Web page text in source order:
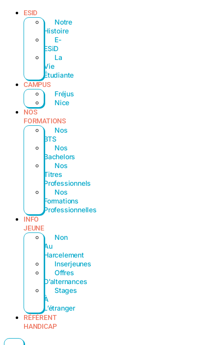
ESID
Notre
Histoire
E-
ESiD
La
Vie
Étudiante
CAMPUS
Fréjus
Nice
NOS
FORMATIONS
Nos
BTS
Nos
Bachelors
Nos
Titres
Professionnels
Nos
Formations
Professionnelles
INFO
JEUNE
Non
Au
Harcelement
Inserjeunes
Offres
D’alternances
Stages
À
L’étranger
RÉFÉRENT
HANDICAP